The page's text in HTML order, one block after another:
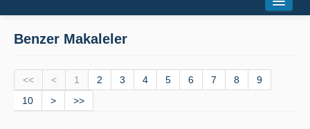
Dergi Kurulları
Yazım Kuralları
Benzer Makaleler
<< < 1 2 3 4 5 6 7 8
9
10
> >>